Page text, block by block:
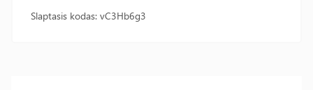
Slaptasis kodas: vC3Hb6g3